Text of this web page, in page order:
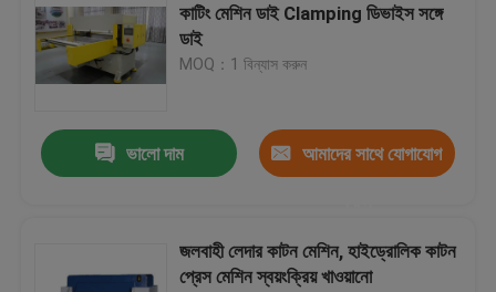
কাটিং মেশিন ডাই Clamping ডিভাইস সঙ্গে
ডাই
MOQ：1 বিন্যাস করুন
ভালো দাম আমাদের সাথে যোগাযোগ
জলবাহী লেদার কাটন মেশিন, হাইড্রোলিক কাটন
প্রেস মেশিন স্বয়ংক্রিয় খাওয়ানো